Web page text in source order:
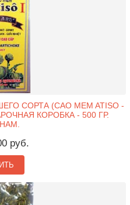
СОРТА (CAO MEM ATISO -
КОРОБКА - 500 ГР.
руб.